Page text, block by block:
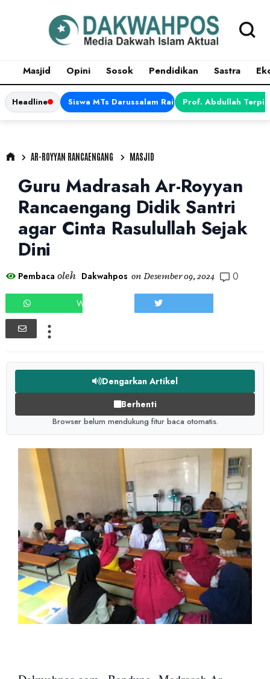
Masjid Opini Sosok Pendidikan Sastra
Headline Siswa MTs Darussalam Raih Juara 1 dalam
Prof. Abdullah
AR-ROYYAN RANCAENGANG MASJID
Guru Madrasah Ar-Royyan
Rancaengang Didik Santri
agar Cinta Rasulullah Sejak
Dini
Pembaca oleh Dakwahpos on Desember 09, 2024 0
WHATSAPP
Dengarkan Artikel
Berhenti
Browser belum mendukung fitur baca otomatis.